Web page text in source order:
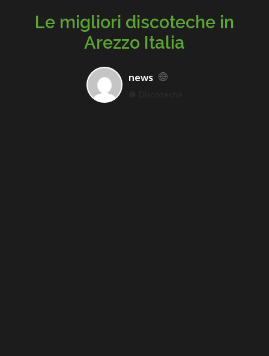
Le migliori discoteche in
Arezzo Italia
news